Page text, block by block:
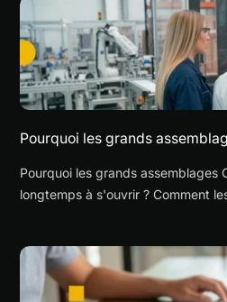
nouveaux formats, sans exécuter
en parallèle.
Pourquoi les grands
Pourquoi les grands assemblages
longtemps à s'ouvrir ? Comment